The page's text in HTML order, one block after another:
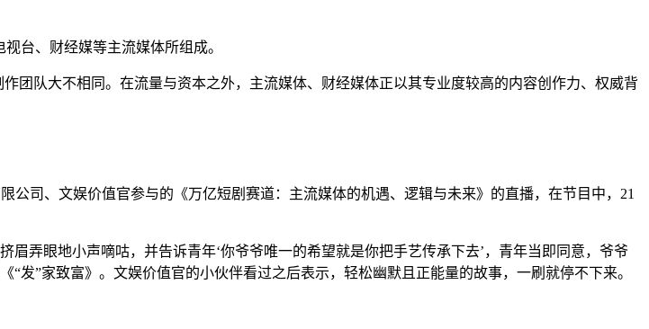
台、财经媒等主流媒体所组成。
团队大不相同。在流量与资本之外，主流媒体、财经媒体正以其专业度较高的内容创作力、权威背
司、文娱价值官参与的《万亿短剧赛道：主流媒体的机遇、逻辑与未来》的直播，在节目中，21
弄眼地小声嘀咕，并告诉青年‘你爷爷唯一的希望就是你把手艺传承下去’，青年当即同意，爷爷
”家致富》。文娱价值官的小伙伴看过之后表示，轻松幽默且正能量的故事，一刷就停不下来。